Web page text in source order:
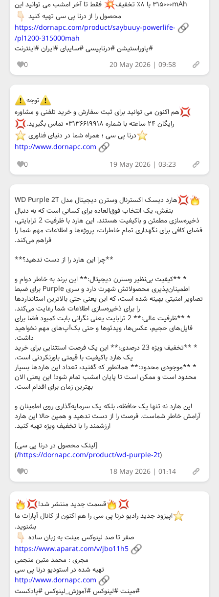
۳۱۵۰۰۰mAh با ۸٪ تخفیف
فقط تا آخر امشب می توانید این
محصول را از درنا پی سی تهیه کنید
https://dornapc.com/product/saybuuy-powerlife-
pl1200-315000mah/
#پاوراستیشن #درناپیسی #سایبای #ایران #اینترنت
0
20 May 2026 | 09:58
توجه
هم اکنون می توانید برای ثبت سفارش و خرید تلفنی و مشاوره
رایگان ۲۴ ساعته با شماره ۰۳۱۳۶۶۱۹۹۱۸ تماس بگیرید.
درنا پی سی ؛ همراه شما در دنیای فناوری
http://www.dornapc.com
0
19 May 2026 | 03:23
هارد دیسک اکسترنال وسترن دیجیتال مدل WD Purple 2T
بنفش، یک انتخاب فوق‌العاده برای کسانی است که به دنبال
ذخیره‌سازی مطمئن و باکیفیت هستند. این هارد با ظرفیت 2 ترابایتی،
فضای کافی برای نگهداری تمام خاطرات، پروژه‌ها و اطلاعات مهم شما را
فراهم می‌کند.
**چرا این هارد را از دست ندهید؟**
* **کیفیت بی‌نظیر وسترن دیجیتال:** این برند به خاطر دوام و
اطمینان‌پذیری محصولاتش شهرت دارد و سری Purple برای ضبط
تصاویر امنیتی بهینه شده است، که این یعنی حتی بالاترین استانداردها
را برای ذخیره‌سازی اطلاعات شما رعایت می‌کند.
* **ظرفیت عالی:** 2 ترابایت یعنی نگرانی بابت کمبود فضا برای
فایل‌های حجیم، عکس‌ها، ویدئوها و حتی بک‌آپ‌های مهم نخواهید
داشت.
* **تخفیف ویژه 23 درصدی:** این یک فرصت استثنایی برای خرید
یک هارد باکیفیت با قیمتی باورنکردنی است.
* **موجودی محدود:** همانطور که گفتید، تعداد این هاردها بسیار
محدود است و ممکن است تا پایان امشب تمام شود! این یعنی الان
بهترین زمان برای اقدام است.
این هارد نه تنها یک حافظه، بلکه یک سرمایه‌گذاری روی اطمینان و
آرامش خاطر شماست. فرصت را از دست ندهید و همین حالا این هارد
ارزشمند را با تخفیف ویژه تهیه کنید.
[لینک محصول در درنا پی سی]
(
https://dornapc.com/product/wd-purple-2t/
)
0
18 May 2026 | 01:14
قسمت جدید منتشر شد!
اپیزود جدید رادیو درنا پی سی را هم اکنون از کانال آپارات ما
بشنوید.
صفر تا صد لینوکس مینت به زبان ساده
https://www.aparat.com/v/jbo11h5
مجری : محمد متین منجمی
تهیه شده در استودیو درنا پی سی
http://www.dornapc.com
#مینت #لینوکس #آموزش_لینوکس #پادکست